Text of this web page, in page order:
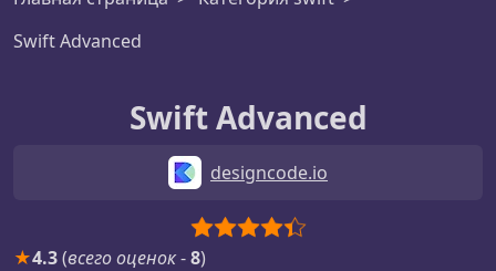
Swift Advanced
Swift Advanced
designcode.io
★4.3(всего оценок-8)